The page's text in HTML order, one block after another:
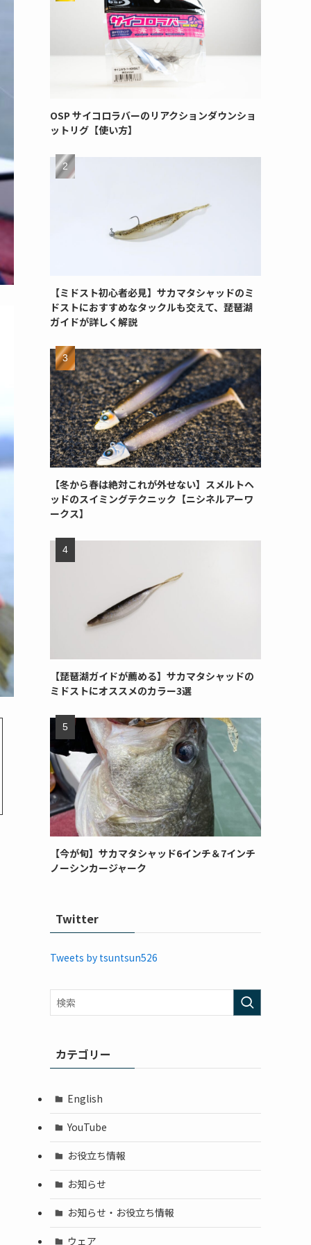
OSP サイコロラバーのリアクションダウンショ
ットリグ【使い方】
【ミドスト初心者必見】サカマタシャッドのミ
ドストにおすすめなタックルも交えて、琵琶湖
ガイドが詳しく解説
【冬から春は絶対これが外せない】スメルトヘ
ッドのスイミングテクニック【ニシネルアーワ
ークス】
【琵琶湖ガイドが薦める】サカマタシャッドの
ミドストにオススメのカラー3選
【今が旬】サカマタシャッド6インチ＆7インチ
ノーシンカージャーク
Twitter
Tweets by tsuntsun526
カテゴリー
English
YouTube
お役立ち情報
お知らせ
お知らせ・お役立ち情報
ウェア